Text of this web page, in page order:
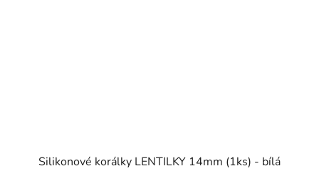
Silikonové korálky LENTILKY 14mm (1ks) - bílá